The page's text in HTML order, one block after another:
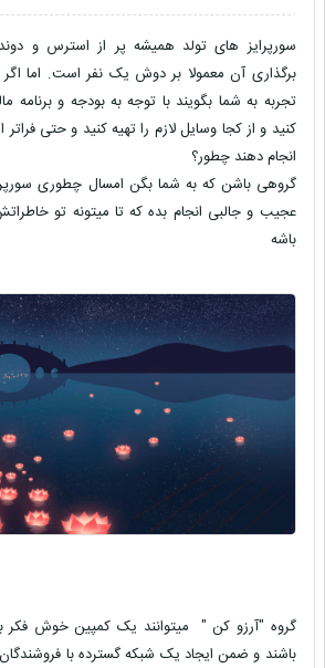
سورپرایز های تولد همیشه پر از استرس و
برگذاری آن معمولا بر دوش یک نفر است. اما
تجربه به شما بگویند با توجه به بودجه و برنامه
کنید و از کجا وسایل لازم را تهیه کنید و حتی فراتر
انجام دهند چطور؟
گروهی باشن که به شما بگن امسال چطوری
عجیب و جالبی انجام بده که تا میتونه تو
باشه
گروه "آرزو کن " میتوانند یک کمپین خوش فکر
باشند و ضمن ایجاد یک شبکه گسترده با